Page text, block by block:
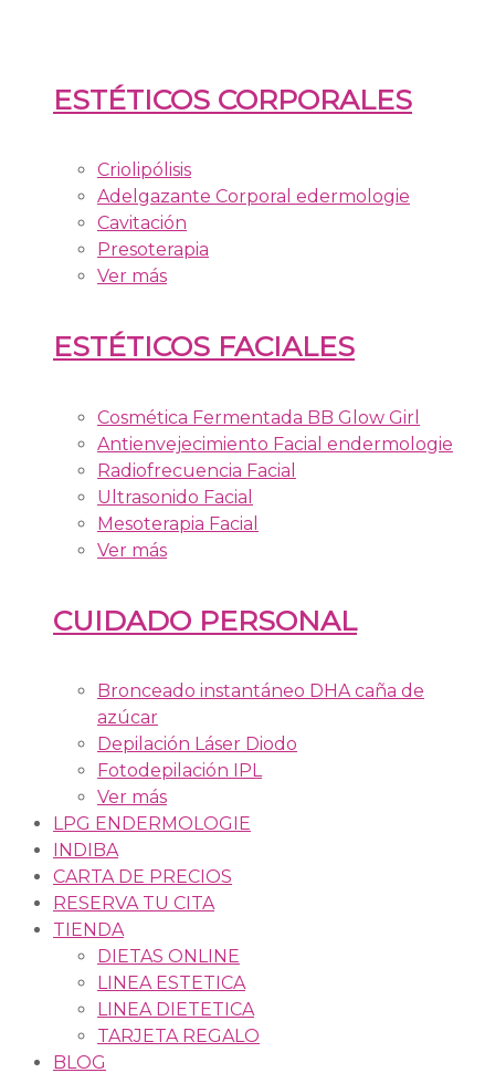
ESTÉTICOS CORPORALES
Criolipólisis
Adelgazante Corporal edermologie
Cavitación
Presoterapia
Ver más
ESTÉTICOS FACIALES
Cosmética Fermentada BB Glow Girl
Antienvejecimiento Facial endermologie
Radiofrecuencia Facial
Ultrasonido Facial
Mesoterapia Facial
Ver más
CUIDADO PERSONAL
Bronceado instantáneo DHA caña de
azúcar
Depilación Láser Diodo
Fotodepilación IPL
Ver más
LPG ENDERMOLOGIE
INDIBA
CARTA DE PRECIOS
RESERVA TU CITA
TIENDA
DIETAS ONLINE
LINEA ESTETICA
LINEA DIETETICA
TARJETA REGALO
BLOG